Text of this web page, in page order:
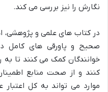
نگارش را نیز بررسی می کند.
در کتاب های علمی و پژوهشی،
صحیح و پاورقی های کامل
خوانندگان کمک می کنند تا به
کنند و از صحت منابع
موارد می تواند به کل